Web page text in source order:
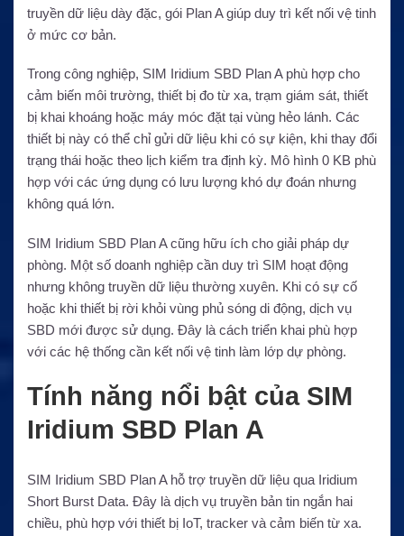
truyền dữ liệu dày đặc, gói Plan A giúp duy trì kết nối vệ tinh
ở mức cơ bản.
Trong công nghiệp, SIM Iridium SBD Plan A phù hợp cho
cảm biến môi trường, thiết bị đo từ xa, trạm giám sát, thiết
bị khai khoáng hoặc máy móc đặt tại vùng hẻo lánh. Các
thiết bị này có thể chỉ gửi dữ liệu khi có sự kiện, khi thay đổi
trạng thái hoặc theo lịch kiểm tra định kỳ. Mô hình 0 KB phù
hợp với các ứng dụng có lưu lượng khó dự đoán nhưng
không quá lớn.
SIM Iridium SBD Plan A cũng hữu ích cho giải pháp dự
phòng. Một số doanh nghiệp cần duy trì SIM hoạt động
nhưng không truyền dữ liệu thường xuyên. Khi có sự cố
hoặc khi thiết bị rời khỏi vùng phủ sóng di động, dịch vụ
SBD mới được sử dụng. Đây là cách triển khai phù hợp
với các hệ thống cần kết nối vệ tinh làm lớp dự phòng.
Tính năng nổi bật của SIM
Iridium SBD Plan A
SIM Iridium SBD Plan A hỗ trợ truyền dữ liệu qua Iridium
Short Burst Data. Đây là dịch vụ truyền bản tin ngắn hai
chiều, phù hợp với thiết bị IoT, tracker và cảm biến từ xa.